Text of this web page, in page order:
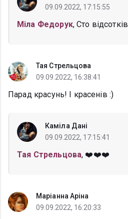
09.09.2022, 17:15:55
Міла Федорук, Сто
Тая Стрельцова
09.09.2022, 16:38:41
Парад красунь! І красенів :)
Каміла Дані
09.09.2022, 17:15:41
Тая Стрельцова, ❤️❤️❤️
Маріанна Аріна
09.09.2022, 16:20:33